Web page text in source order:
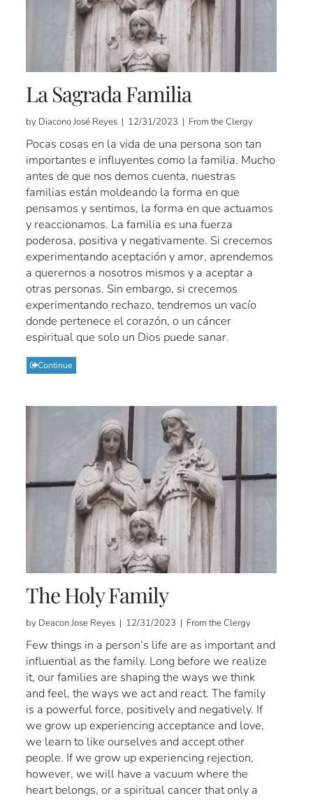
La Sagrada Familia
by Diacono José Reyes | 12/31/2023 | From the Clergy
Pocas cosas en la vida de una persona son tan
importantes e influyentes como la familia. Mucho
antes de que nos demos cuenta, nuestras
familias están moldeando la forma en que
pensamos y sentimos, la forma en que actuamos
y reaccionamos. La familia es una fuerza
poderosa, positiva y negativamente. Si crecemos
experimentando aceptación y amor, aprendemos
a querernos a nosotros mismos y a aceptar a
otras personas. Sin embargo, si crecemos
experimentando rechazo, tendremos un vacío
donde pertenece el corazón, o un cáncer
espiritual que solo un Dios puede sanar.
Continue
The Holy Family
by Deacon Jose Reyes | 12/31/2023 | From the Clergy
Few things in a person’s life are as important and
influential as the family. Long before we realize
it, our families are shaping the ways we think
and feel, the ways we act and react. The family
is a powerful force, positively and negatively. If
we grow up experiencing acceptance and love,
we learn to like ourselves and accept other
people. If we grow up experiencing rejection,
however, we will have a vacuum where the
heart belongs, or a spiritual cancer that only a